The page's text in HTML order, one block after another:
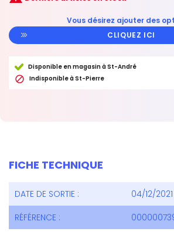
Vous désirez ajouter des
CLIQUEZ ICI
Disponible en magasin à St-André
 Indisponible à St-Pierre
FICHE TECHNIQUE
DATE DE SORTIE :
04/12/2021
RÉFÉRENCE :